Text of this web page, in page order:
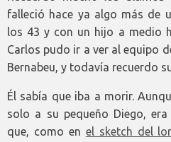
falleció hace ya algo más de
los 43 y con un hijo a medio
Carlos pudo ir a ver al equipo
Bernabeu, y todavía recuerdo
Él sabía que iba a morir.
solo a su pequeño Diego,
que, como en el sketch del